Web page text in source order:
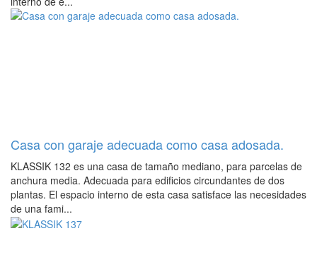
Casa con garaje adecuada como casa adosada.
KLASSIK 132 es una casa de tamaño mediano, para parcelas de
anchura media. Adecuada para edificios circundantes de dos
plantas. El espacio interno de esta casa satisface las necesidades
de una fami...